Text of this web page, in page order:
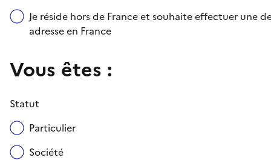
Je réside hors de France et souhaite effectuer une
adresse en France
Vous êtes :
Statut
Particulier
Société